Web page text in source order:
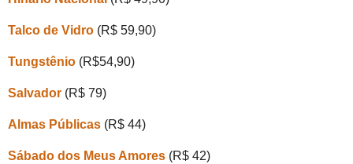
Talco de Vidro (R$ 59,90)
Tungstênio (R$54,90)
Salvador (R$ 79)
Almas Públicas (R$ 44)
Sábado dos Meus Amores (R$ 42)